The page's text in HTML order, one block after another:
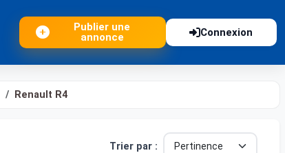
Publier une
annonce
Connexion
Renault R4
Trier par :